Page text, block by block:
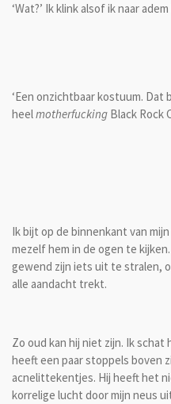
‘Wat?’ Ik klink alsof ik naar adem
‘Een onzichtbaar kostuum. Dat
heelmotherfucking Black Rock
Ik bijt op de binnenkant van
mezelf hem in de ogen te
gewend zijn iets uit te stralen,
alle aandacht trekt.
Zo oud kan hij niet zijn. Ik
heeft een paar stoppels boven
acnelittekentjes. Hij heeft het
korrelige lucht door mijn neus